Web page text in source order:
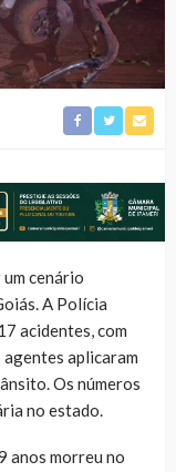
cenário
A Polícia
acidentes, com
aplicaram
Os números
no estado.
anos morreu no